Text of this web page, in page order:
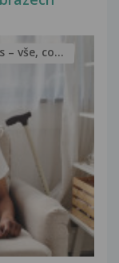
– vše, co...